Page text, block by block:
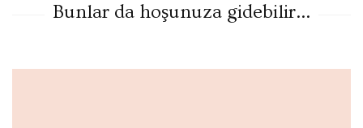
Bunlar da hoşunuza gidebilir...